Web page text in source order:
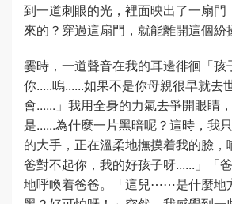
到一道刺眼的光，裡面映出了一扇門
來的？穿過這扇門，就能離開這個紛
霎時，一道聲音在我的耳邊徘徊「孩
你.....嗚......如果不是你母親很早就去
會......」我用全身的力氣去爭開眼睛
是......為什麼一片黑暗呢？這時，我
的大手，正在溫柔地撫摸着我的臉，
爸對不起你，我的好孩子呀......」「
地呼喚着爸爸。「這兒⋯⋯是什麼地